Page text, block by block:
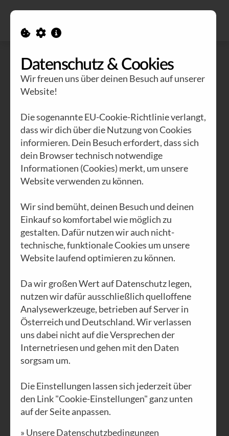
FRIEDENStüchtig
PDF DOWNLOAD ZUR ONLINE AUSGABE
Datenschutz & Cookies
Wir freuen uns über deinen Besuch auf unserer
Website!
Die sogenannte EU-Cookie-Richtlinie verlangt,
dass wir dich über die Nutzung von Cookies
informieren. Dein Besuch erfordert, dass sich
dein Browser technisch notwendige
Informationen (Cookies) merkt, um unsere
Website verwenden zu können.
Wir sind bemüht, deinen Besuch und deinen
Einkauf so komfortabel wie möglich zu
gestalten. Dafür nutzen wir auch nicht-
technische, funktionale Cookies um unsere
Website laufend optimieren zu können.
Da wir großen Wert auf Datenschutz legen,
nutzen wir dafür ausschließlich quelloffene
Analysewerkzeuge, betrieben auf Server in
Österreich und Deutschland. Wir verlassen
uns dabei nicht auf die Versprechen der
Internetriesen und gehen mit den Daten
sorgsam um.
Die Einstellungen lassen sich jederzeit über
den Link "Cookie-Einstellungen" ganz unten
auf der Seite anpassen.
» Unsere Datenschutzbedingungen